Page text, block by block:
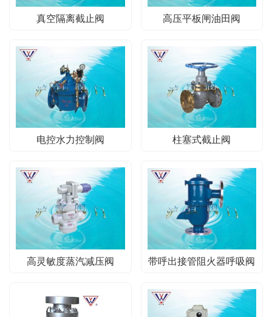
真空隔离截止阀 高压平板闸油田阀
电控水力控制阀 柱塞式截止阀
高灵敏度蒸汽减压阀 带呼出接管阻火器呼吸阀